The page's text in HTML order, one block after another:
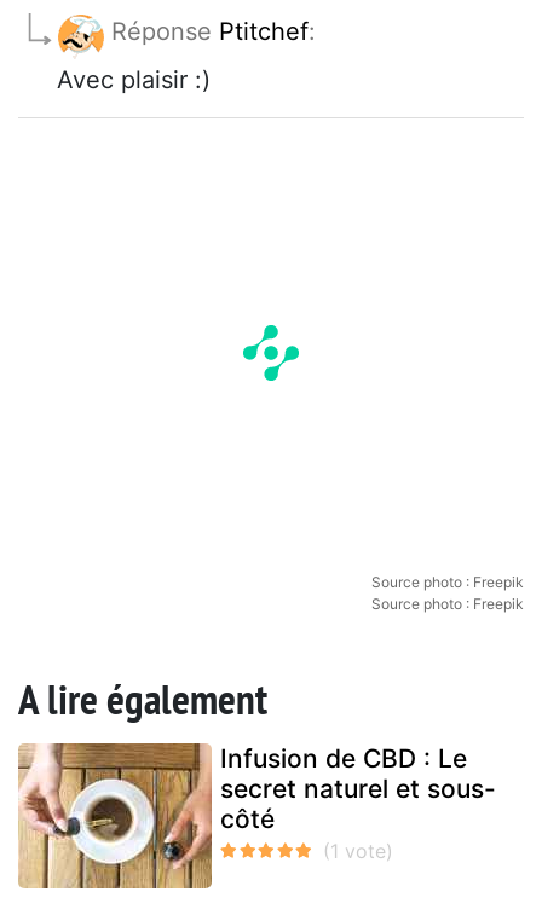
Réponse Ptitchef:
Avec plaisir :)
Source photo : Freepik
Source photo : Freepik
A lire également
Infusion de CBD : Le
secret naturel et sous-
côté